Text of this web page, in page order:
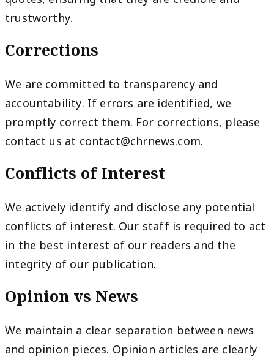
trustworthy.
Corrections
We are committed to transparency and
accountability. If errors are identified, we
promptly correct them. For corrections, please
contact us atcontact@chrnews.com.
Conflicts of Interest
We actively identify and disclose any potential
conflicts of interest. Our staff is required to act
in the best interest of our readers and the
integrity of our publication.
Opinion vs News
We maintain a clear separation between news
and opinion pieces. Opinion articles are clearly